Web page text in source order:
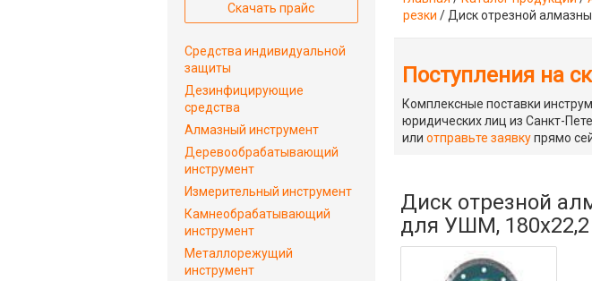
резки / Диск отрезной
Поступления на
Комплексные поставки
юридических лиц из Санкт-
или отправьте заявкупрямо
Диск отрезной
для УШМ,
Скачать прайс
Средства индивидуальной
защиты
Дезинфицирующие
средства
Алмазный инструмент
Деревообрабатывающий
инструмент
Измерительный инструмент
Камнеобрабатывающий
инструмент
Металлорежущий
инструмент